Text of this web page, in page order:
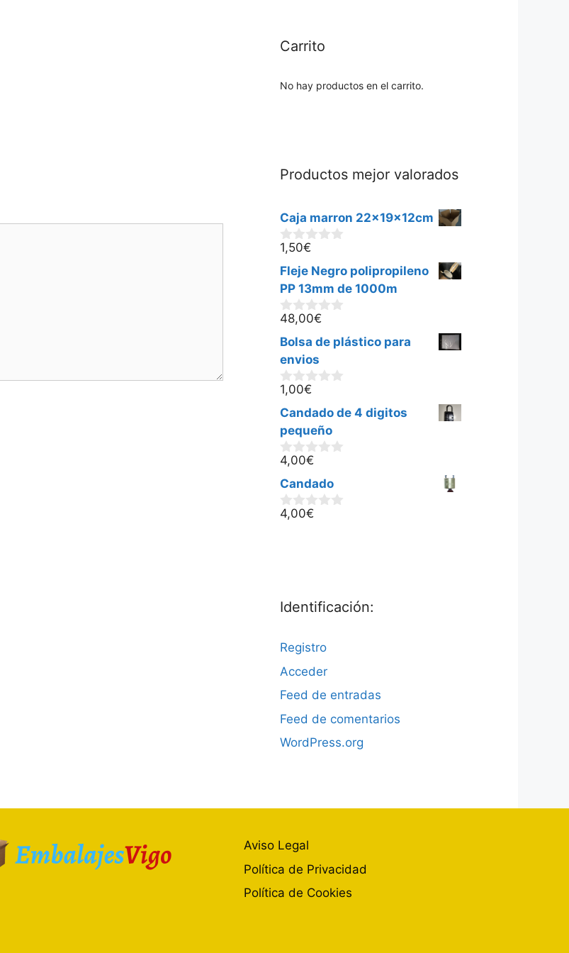
Carrito
No hay productos en el carrito.
Productos mejor valorados
Caja marron 22x19x12cm
0
d
e
5
1,50€
Fleje Negro polipropileno
PP 13mm de 1000m
0
d
e
5
48,00€
Bolsa de plástico para
envios
0
d
e
5
1,00€
Candado de 4 digitos
pequeño
0
d
e
5
4,00€
Candado
0
4,00€
Identificación:
Registro
Acceder
Feed de entradas
Feed de comentarios
WordPress.org
Aviso Legal
Política de Privacidad
Política de Cookies